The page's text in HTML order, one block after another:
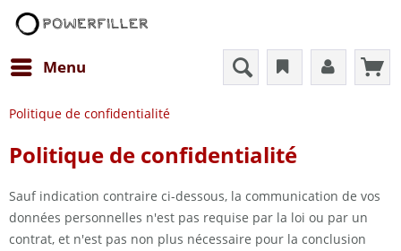
Menu
Politique de confidentialité
Politique de confidentialité
Sauf indication contraire ci-dessous, la communication de vos
données personnelles n'est pas requise par la loi ou par un
contrat, et n'est pas non plus nécessaire pour la conclusion